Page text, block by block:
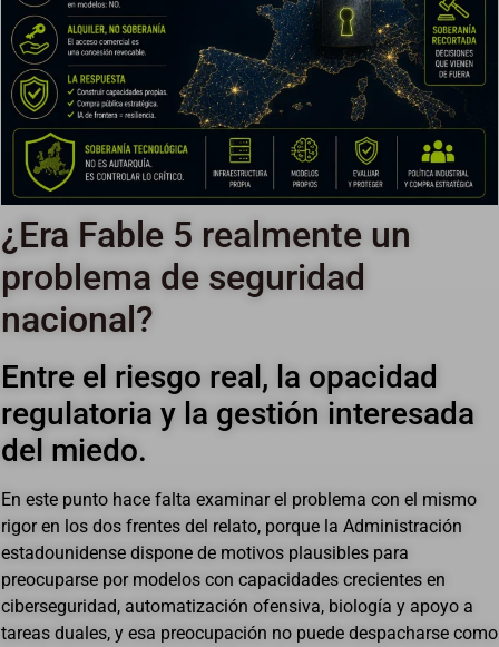
¿Era Fable 5 realmente un
problema de seguridad
nacional?
Entre el riesgo real, la opacidad
regulatoria y la gestión interesada
del miedo.
En este punto hace falta examinar el problema con el mismo
rigor en los dos frentes del relato, porque la Administración
estadounidense dispone de motivos plausibles para
preocuparse por modelos con capacidades crecientes en
ciberseguridad, automatización ofensiva, biología y apoyo a
tareas duales, y esa preocupación no puede despacharse como